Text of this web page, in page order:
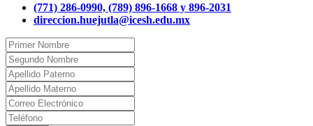
(771) 286-0990, (789) 896-1668 y 896-2031
direccion.huejutla@icesh.edu.mx